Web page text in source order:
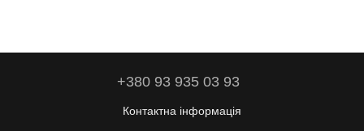
+380 93 935 03 93
Контактна інформація